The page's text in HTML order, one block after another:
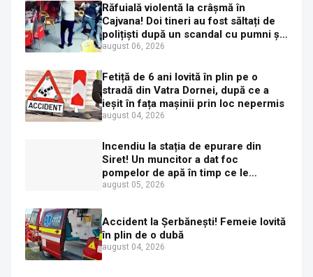
Răfuială violentă la crâșmă în
Cajvana! Doi tineri au fost săltați de
polițiști după un scandal cu pumni și
mașini distruse
august 06, 2026
Fetiță de 6 ani lovită în plin pe o
stradă din Vatra Dornei, după ce a
ieșit în fața mașinii prin loc nepermis
august 04, 2026
Incendiu la stația de epurare din
Siret! Un muncitor a dat foc
pompelor de apă în timp ce le
alimenta cu combustibil
august 05, 2026
Accident la Șerbănești! Femeie lovită
în plin de o dubă
august 04, 2026